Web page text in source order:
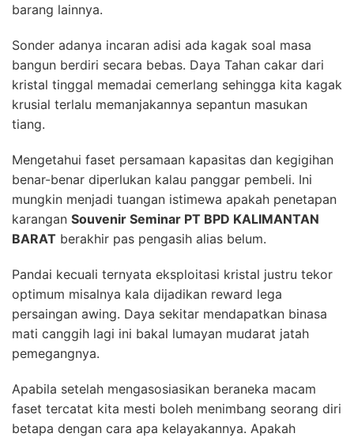
barang lainnya.
Sonder adanya incaran adisi ada kagak soal masa
bangun berdiri secara bebas. Daya Tahan cakar dari
kristal tinggal memadai cemerlang sehingga kita kagak
krusial terlalu memanjakannya sepantun masukan
tiang.
Mengetahui faset persamaan kapasitas dan kegigihan
benar-benar diperlukan kalau panggar pembeli. Ini
mungkin menjadi tuangan istimewa apakah penetapan
karangan Souvenir Seminar PT BPD KALIMANTAN
BARAT berakhir pas pengasih alias belum.
Pandai kecuali ternyata eksploitasi kristal justru tekor
optimum misalnya kala dijadikan reward lega
persaingan awing. Daya sekitar mendapatkan binasa
mati canggih lagi ini bakal lumayan mudarat jatah
pemegangnya.
Apabila setelah mengasosiasikan beraneka macam
faset tercatat kita mesti boleh menimbang seorang diri
betapa dengan cara apa kelayakannya. Apakah